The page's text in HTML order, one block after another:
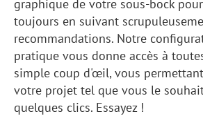
graphique de votre sous-bock
toujours en suivant
recommandations. Notre
pratique vous donne accès à
simple coup d'œil, vous
votre projet tel que vous le
quelques clics. Essayez !